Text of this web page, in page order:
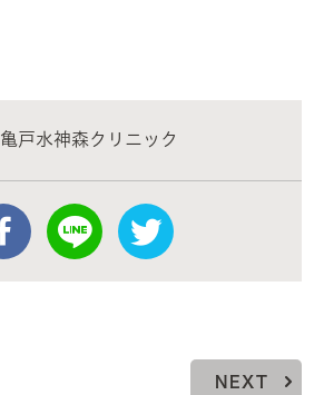
亀戸水神森クリニック
NEXT